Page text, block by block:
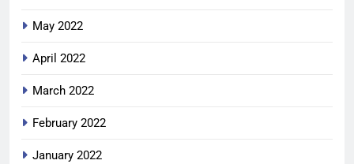
May 2022
April 2022
March 2022
February 2022
January 2022